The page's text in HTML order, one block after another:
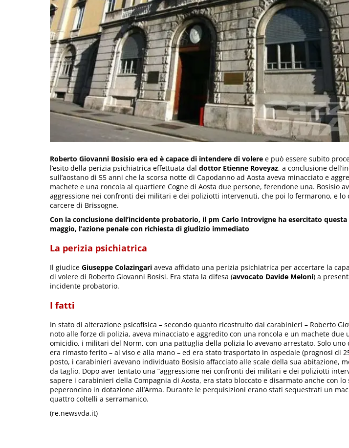
Roberto Giovanni Bosisio era ed è capace di intendere di volere e può essere subito
l’esito della perizia psichiatrica effettuata dal dottor Etienne Roveyaz, a conclusione
sull’aostano di 55 anni che la scorsa notte di Capodanno ad Aosta aveva minacciato e
machete e una roncola al quartiere Cogne di Aosta due persone, ferendone una. Bosisio
aggressione nei confronti dei militari e dei poliziotti intervenuti, che poi lo fermarono, e lo
carcere di Brissogne.
Con la conclusione dell’incidente probatorio, il pm Carlo Introvigne ha esercitato
maggio, l’azione penale con richiesta di giudizio immediato
La perizia psichiatrica
Il giudice Giuseppe Colazingari aveva affidato una perizia psichiatrica per accertare la
di volere di Roberto Giovanni Bosisi. Era stata la difesa (avvocato Davide Meloni) a
incidente probatorio.
I fatti
In stato di alterazione psicofisica – secondo quanto ricostruito dai carabinieri – Roberto
noto alle forze di polizia, aveva minacciato e aggredito con una roncola e un machete due
omicidio, i militari del Norm, con una pattuglia della polizia lo avevano arrestato. Solo uno
era rimasto ferito – al viso e alla mano – ed era stato trasportato in ospedale (prognosi di
posto, i carabinieri avevano individuato Bosisio affacciato alle scale della sua abitazione,
da taglio. Dopo aver tentato una “aggressione nei confronti dei militari e dei poliziotti
sapere i carabinieri della Compagnia di Aosta, era stato bloccato e disarmato anche con lo
peperoncino in dotazione all’Arma. Durante le perquisizioni erano stati sequestrati un
quattro coltelli a serramanico.
(re.newsvda.it)